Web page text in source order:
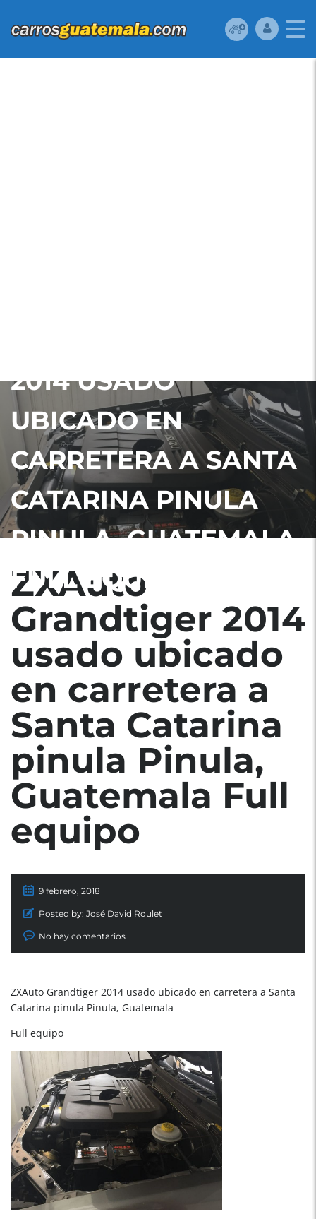
2014 USADO
UBICADO EN
CARRETERA A SANTA
CATARINA PINULA
PINULA, GUATEMALA
FULL EQUIPO
ZXAuto
Grandtiger 2014
usado ubicado
en carretera a
Santa Catarina
pinula Pinula,
Guatemala Full
equipo
9 febrero, 2018
Posted by: José David Roulet
No hay comentarios
ZXAuto Grandtiger 2014 usado ubicado en carretera a Santa
Catarina pinula Pinula, Guatemala
Full equipo